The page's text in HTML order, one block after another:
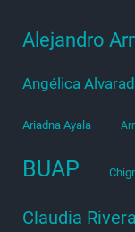
Alejandro
Angélica
Ariadna Ayala
BUAP
Claudia